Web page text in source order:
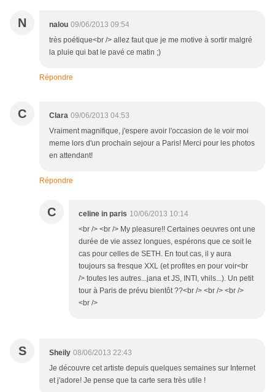
N nalou 09/06/2013 09:54
très poétique<br /> allez faut que je me motive à sortir malgré
la pluie qui bat le pavé ce matin ;)
Répondre
C Clara 09/06/2013 04:53
Vraiment magnifique, j'espere avoir l'occasion de le voir moi
meme lors d'un prochain sejour a Paris! Merci pour les photos
en attendant!
Répondre
C celine in paris 10/06/2013 10:14
<br /> <br /> My pleasure!! Certaines oeuvres ont une
durée de vie assez longues, espérons que ce soit le
cas pour celles de SETH. En tout cas, il y aura
toujours sa fresque XXL (et profites en pour voir<br
/> toutes les autres...jana et JS, INTI, vhils...). Un petit
tour à Paris de prévu bientôt ??<br /> <br /> <br />
<br />
S Sheily 08/06/2013 22:43
Je découvre cet artiste depuis quelques semaines sur Internet
et j'adore! Je pense que ta carte sera très utile !